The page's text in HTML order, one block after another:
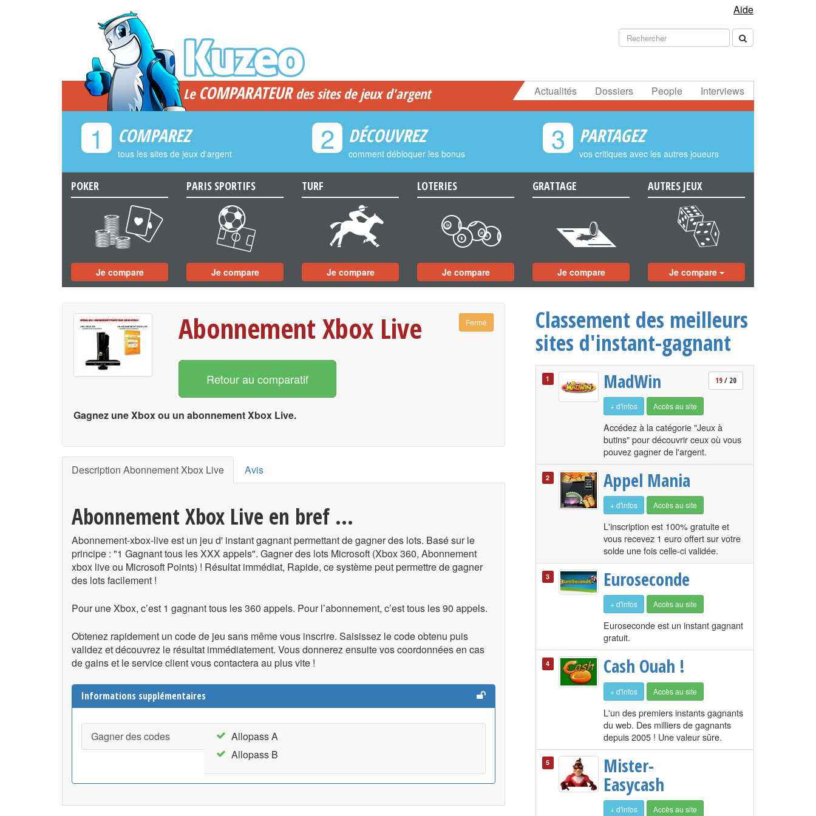
Aide
Le COMPARATEURdes sites de jeux d'argent Actualités Dossiers People Interviews
1 COMPAREZ
tous les sites de jeux d'argent 2 DÉCOUVREZ
comment débloquer les bonus 3 PARTAGEZ
vos critiques avec les autres joueurs
POKER
a
Je compare
PARIS SPORTIFS
b
Je compare
TURF
d
Je compare
LOTERIES
c
Je compare
GRATTAGE
e
Je compare
AUTRES JEUX
f
Je compare
Abonnement Xbox Live Fermé
Retour au comparatif
Gagnez une Xbox ou un abonnement Xbox Live.
Description Abonnement Xbox Live Avis
Abonnement Xbox Live en bref ...
Abonnement-xbox-live est un jeu d' instant gagnant permettant de gagner des lots. Basé sur le
principe : "1 Gagnant tous les XXX appels". Gagner des lots Microsoft (Xbox 360, Abonnement
xbox live ou Microsoft Points) ! Résultat immédiat, Rapide, ce système peut permettre de gagner
des lots facilement !
Pour une Xbox, c’est 1 gagnant tous les 360 appels. Pour l’abonnement, c’est tous les 90 appels.
Obtenez rapidement un code de jeu sans même vous inscrire. Saisissez le code obtenu puis
validez et découvrez le résultat immédiatement. Vous donnerez ensuite vos coordonnées en cas
de gains et le service client vous contactera au plus vite !
Informations supplémentaires
Gagner des codes
Allopass A
Allopass B
Classement des meilleurs
sites d'instant-gagnant
1 MadWin 19/ 20
+ d'infos Accès au site
Accédez à la catégorie "Jeux à
butins" pour découvrir ceux où vous
pouvez gagner de l'argent.
2 Appel Mania
+ d'infos Accès au site
L'inscription est 100% gratuite et
vous recevez 1 euro offert sur votre
solde une fois celle-ci validée.
3 Euroseconde
+ d'infos Accès au site
Euroseconde est un instant gagnant
gratuit.
4 Cash Ouah !
+ d'infos Accès au site
L'un des premiers instants gagnants
du web. Des milliers de gagnants
depuis 2005 ! Une valeur sûre.
5 Mister-
Easycash
+ d'infos Accès au site